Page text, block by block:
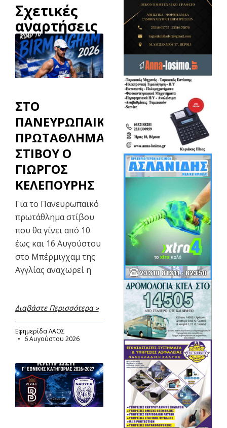
Σχετικές
αναρτήσεις
ΣΤΟ
ΠΑΝΕΥΡΩΠΑΙΚΟ
ΠΡΩΤΑΘΛΗΜΑ
ΣΤΙΒΟΥ Ο
ΓΙΩΡΓΟΣ
ΚΕΛΕΠΟΥΡΗΣ
Για το Πανευρωπαϊκό
πρωτάθλημα στίβου
που θα γίνει από 10
έως και 16 Αυγούστου
στο Μπέρμιγχαμ της
Αγγλίας αναχωρεί η
Διαβάστε Περισσότερα »
Εφημερίδα ΛΑΟΣ
6 Αυγούστου 2026